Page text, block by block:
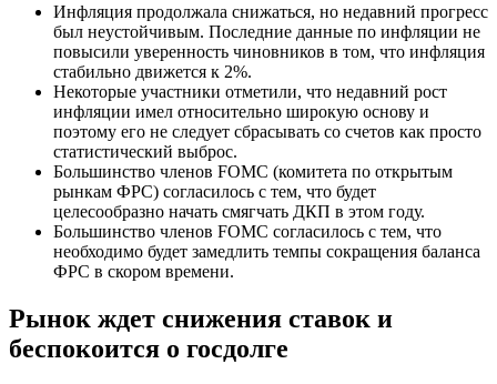
Инфляция продолжала снижаться, но недавний прогресс
был неустойчивым. Последние данные по инфляции не
повысили уверенность чиновников в том, что инфляция
стабильно движется к 2%.
Некоторые участники отметили, что недавний рост
инфляции имел относительно широкую основу и
поэтому его не следует сбрасывать со счетов как просто
статистический выброс.
Большинство членов FOMC (комитета по открытым
рынкам ФРС) согласилось с тем, что будет
целесообразно начать смягчать ДКП в этом году.
Большинство членов FOMC согласилось с тем, что
необходимо будет замедлить темпы сокращения баланса
ФРС в скором времени.
Рынок ждет снижения ставок и
беспокоится о госдолге